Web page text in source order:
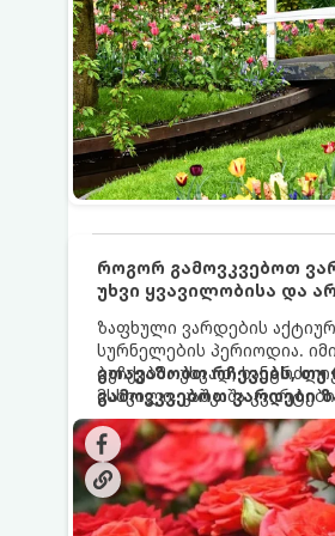
როგორ გამოვკვებოთ
უხვი ყვავილობისა და
ზაფხული ვარდების
სურნელების პერიოდია.
ბუჩქებმა უხვად,
მსხვილი, კაშკაშა
რეგულარული და სწორი
სჭირდებათ. ზაფხულის
მოთხოვნილებები
მნიშვნელოვანია
გამოიყენება ამ დროს.
გთავაზობთ რჩევებს,
გამოვკვებოთ ვარდები
საუკეთესო შედეგის